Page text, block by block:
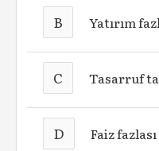
B Yatırım
C Tasarruf
D Faiz fazlası